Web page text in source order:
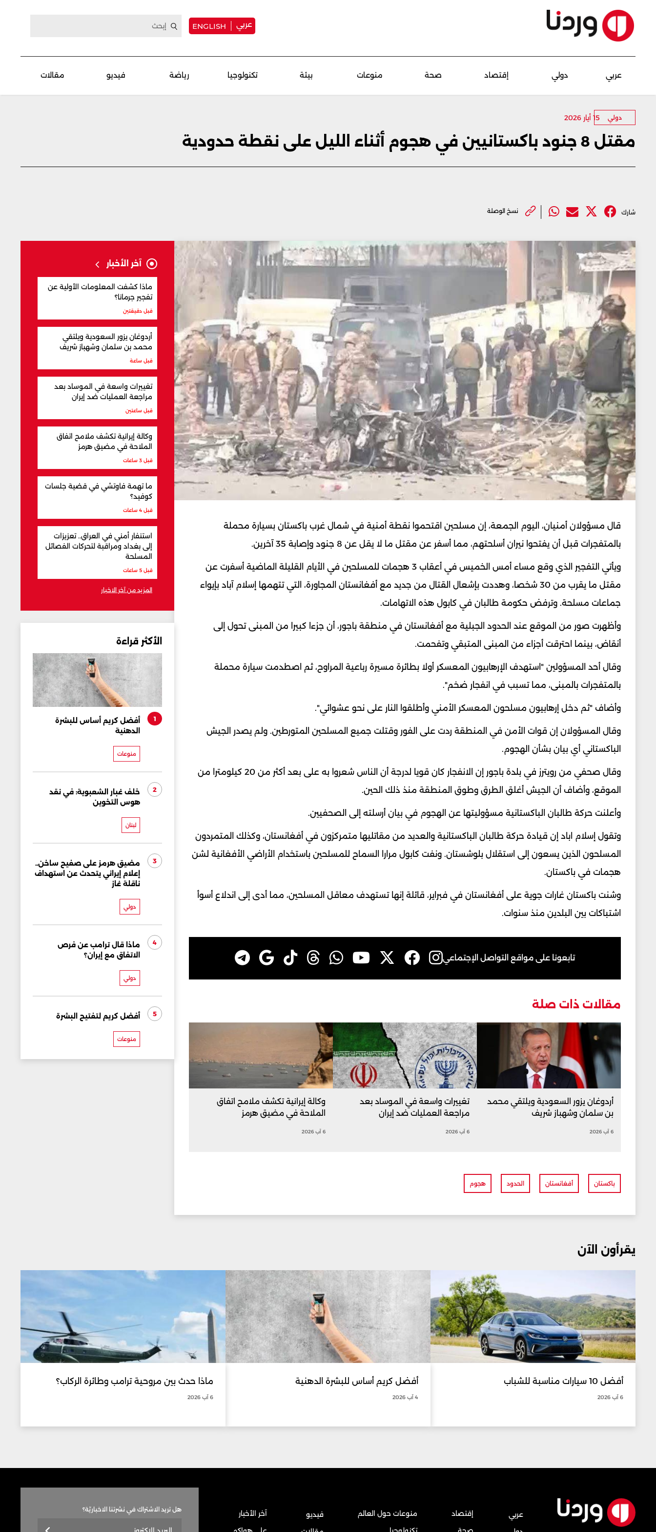
عربي ENGLISH
عربي دولي إقتصاد صحة منوعات بيئة تكنولوجيا رياضة فيديو مقالات
دولي 15 أيار 2026
مقتل 8 جنود باكستانيين في هجوم أثناء الليل على نقطة حدودية
شارك نسخ الوصلة
قال مسؤولان أمنيان، اليوم الجمعة، إن مسلحين اقتحموا نقطة أمنية في شمال غرب باكستان بسيارة محملة
بالمتفجرات قبل أن يفتحوا نيران أسلحتهم، مما أسفر عن مقتل ما لا يقل عن 8 جنود وإصابة 35 آخرين.
ويأتي التفجير الذي وقع مساء أمس الخميس في أعقاب 3 هجمات للمسلحين في الأيام القليلة الماضية أسفرت عن
مقتل ما يقرب من 30 شخصا، وهددت بإشعال القتال من جديد مع أفغانستان المجاورة، التي تتهمها إسلام آباد بإيواء
جماعات مسلحة. وترفض حكومة طالبان في كابول هذه الاتهامات.
وأظهرت صور من الموقع عند الحدود الجبلية مع أفغانستان في منطقة باجور، أن جزءا كبيرا من المبنى تحول إلى
أنقاض، بينما احترقت أجزاء من المبنى المتبقي وتفحمت.
وقال أحد المسؤولين "استهدف الإرهابيون المعسكر أولا بطائرة مسيرة رباعية المراوح، ثم اصطدمت سيارة محملة
بالمتفجرات بالمبنى، مما تسبب في انفجار ضخم".
وأضاف "ثم دخل إرهابيون مسلحون المعسكر الأمني وأطلقوا النار على نحو عشوائي".
وقال المسؤولان إن قوات الأمن في المنطقة ردت على الفور وقتلت جميع المسلحين المتورطين. ولم يصدر الجيش
الباكستاني أي بيان بشأن الهجوم.
وقال صحفي من رويترز في بلدة باجور إن الانفجار كان قويا لدرجة أن الناس شعروا به على بعد أكثر من 20 كيلومترا من
الموقع، وأضاف أن الجيش أغلق الطرق وطوق المنطقة منذ ذلك الحين.
وأعلنت حركة طالبان الباكستانية مسؤوليتها عن الهجوم في بيان أرسلته إلى الصحفيين.
وتقول إسلام اباد إن قيادة حركة طالبان الباكستانية والعديد من مقاتليها متمركزون في أفغانستان، وكذلك المتمردون
المسلحون الذين يسعون إلى استقلال بلوشستان. ونفت كابول مرارا السماح للمسلحين باستخدام الأراضي الأفغانية لشن
هجمات في باكستان.
وشنت باكستان غارات جوية على أفغانستان في فبراير، قائلة إنها تستهدف معاقل المسلحين، مما أدى إلى اندلاع أسوأ
اشتباكات بين البلدين منذ سنوات.
تابعونا على مواقع التواصل الإجتماعي
مقالات ذات صلة
أردوغان يزور السعودية ويلتقي محمد
بن سلمان وشهباز شريف
6 آب 2026
تغييرات واسعة في الموساد بعد
مراجعة العمليات ضد إيران
6 آب 2026
وكالة إيرانية تكشف ملامح اتفاق
الملاحة في مضيق هرمز
6 آب 2026
باكستان أفغانستان الحدود هجوم
آخر الأخبار
ماذا كشفت المعلومات الأولية عن
تفجير جرمانا؟
قبل دقيقتين
أردوغان يزور السعودية ويلتقي
محمد بن سلمان وشهباز شريف
قبل ساعة
تغييرات واسعة في الموساد بعد
مراجعة العمليات ضد إيران
قبل ساعتين
وكالة إيرانية تكشف ملامح اتفاق
الملاحة في مضيق هرمز
قبل 3 ساعات
ما تهمة فاوتشي في قضية جلسات
كوفيد؟
قبل 4 ساعات
استنفار أمني في العراق.. تعزيزات
إلى بغداد ومراقبة لتحركات الفصائل
المسلحة
قبل 5 ساعات
المزيد من آخر الاخبار
الأكثر قراءة
1
أفضل كريم أساس للبشرة
الدهنية
منوعات
2
خلف غبار الشعبوية: في نقد
هوس التخوين
لبنان
3
مضيق هرمز على صفيح ساخن..
إعلام إيراني يتحدث عن استهداف
ناقلة غاز
دولي
4
ماذا قال ترامب عن فرص
الاتفاق مع إيران؟
دولي
5 أفضل كريم لتفتيح البشرة
منوعات
يقرأون الآن
أفضل 10 سيارات مناسبة للشباب
6 آب 2026
أفضل كريم أساس للبشرة الدهنية
4 آب 2026
ماذا حدث بين مروحية ترامب وطائرة الركاب؟
6 آب 2026
عربي
إقتصاد
منوعات حول العالم
فيديو
آخر الأخبار
هل تريد الاشتراك في نشرتنا الاخباريّة؟